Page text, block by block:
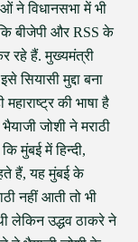
ने विधानसभा में भी
बीजेपी और RSS के
रहे हैं. मुख्यमंत्री
मुद्दा बना
की भाषा है
जोशी ने मराठी
मुंबई में हिन्दी,
हैं, यह मुंबई के
नहीं आती तो भी
लेकिन उद्धव ठाकरे ने